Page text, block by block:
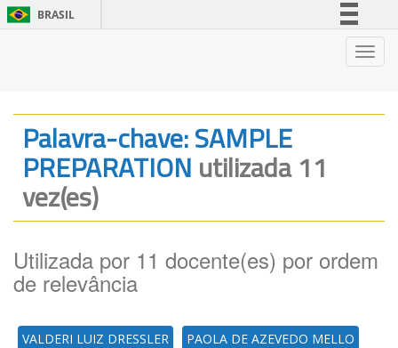
BRASIL
Legislação
Canais
Palavra-chave: SAMPLE
PREPARATION utilizada 11
vez(es)
Utilizada por 11 docente(es) por ordem
de relevância
VALDERI LUIZ DRESSLER PAOLA DE AZEVEDO MELLO